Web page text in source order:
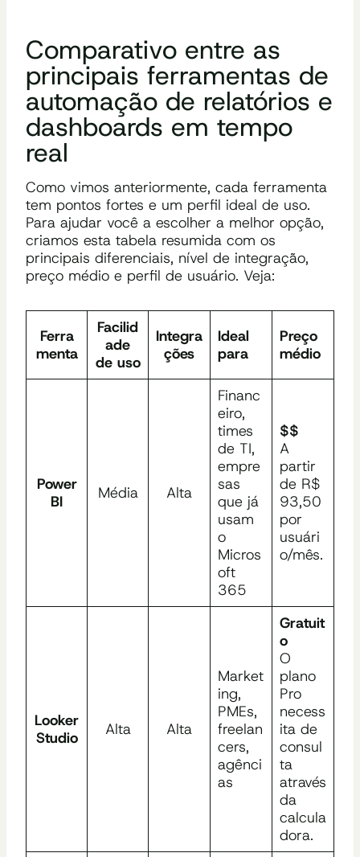
Comparativo entre as
principais ferramentas de
automação de relatórios e
dashboards em tempo
real
Como vimos anteriormente, cada ferramenta
tem pontos fortes e um perfil ideal de uso.
Para ajudar você a escolher a melhor opção,
criamos esta tabela resumida com os
principais diferenciais, nível de integração,
preço médio e perfil de usuário. Veja:
Ferra
menta
Facilid
ade
de uso
Integra
ções
Ideal
para
Preço
médio
Power
BI
Média Alta
Financ
eiro,
times
de TI,
empre
sas
que já
usam
o
Micros
oft
365
$$
A
partir
de R$
93,50
por
usuári
o/mês.
Looker
Studio
Alta Alta
Market
ing,
PMEs,
freelan
cers,
agênci
as
Gratuit
o
O
plano
Pro
necess
ita de
consul
ta
através
da
calcula
dora.